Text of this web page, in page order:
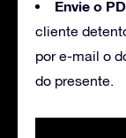
Envie o
cliente
por e-mail o
do presente.